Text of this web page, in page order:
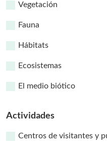
Vegetación
Fauna
Hábitats
Ecosistemas
El medio biótico
Actividades
Centros de visitantes y